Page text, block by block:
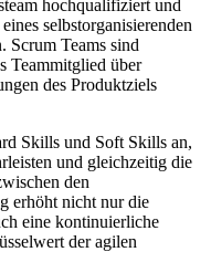
hochqualifiziert und
selbstorganisierenden
Scrum Teams sind
Teammitglied über
des Produktziels
Skills und Soft Skills an,
und gleichzeitig die
den
erhöht nicht nur die
eine kontinuierliche
der agilen